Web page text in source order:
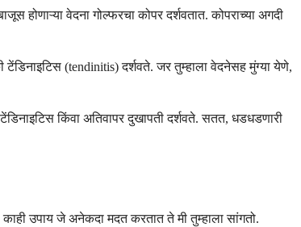
होणाऱ्या वेदना गोल्फरचा कोपर दर्शवतात. कोपराच्या अगदी
(tendinitis) दर्शवते. जर तुम्हाला वेदनेसह मुंग्या येणे,
किंवा अतिवापर दुखापती दर्शवते. सतत, धडधडणारी
काही उपाय जे अनेकदा मदत करतात ते मी तुम्हाला सांगतो.